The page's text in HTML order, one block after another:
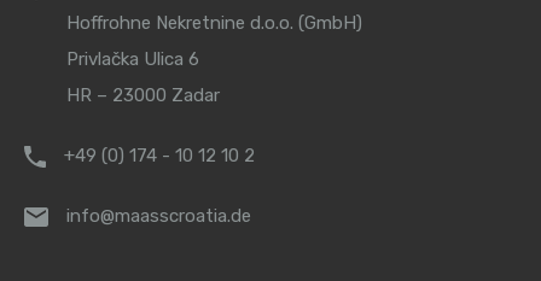
Hoffrohne Nekretnine d.o.o. (GmbH)
Privlačka Ulica 6
HR – 23000 Zadar
+49 (0) 174 - 10 12 10 2
info@maasscroatia.de